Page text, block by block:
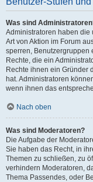
Was sind
Administratoren haben die
Art von Aktion im Forum
sperren, Benutzergruppen
Rechte, die ein
Rechte ihnen ein Gründer
hat. Administratoren
wenn ihnen das
Nach oben
Was sind Moderatoren?
Die Aufgabe der
Sie haben das Recht, in
Themen zu schließen, zu
verhindern Moderatoren,
Thema Passendes, oder